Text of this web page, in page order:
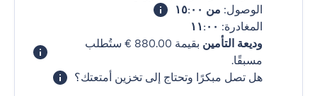
الوصول: من ١٥:٠٠
المغادرة: ١١:٠٠
وديعة التأمين
بقيمة ‏880.00 € ستُطلب
مسبقًا.
هل تصل مبكرًا وتحتاج إلى تخزين أمتعتك؟